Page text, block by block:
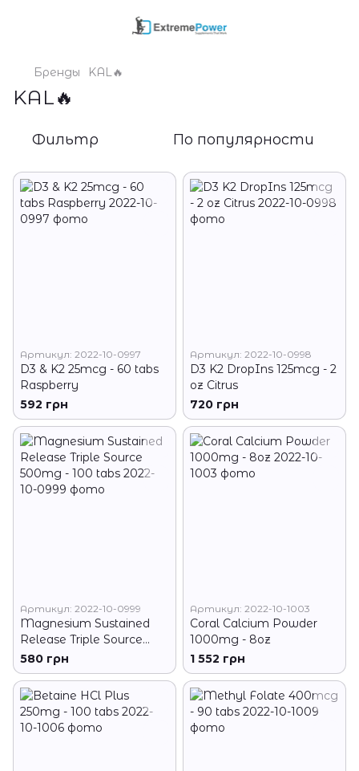
Бренды KAL🔥
KAL🔥
Фильтр По популярности
Артикул: 2022-10-0997
D3 & K2 25mcg - 60 tabs
Raspberry
592 грн
Артикул: 2022-10-0998
D3 K2 DropIns 125mcg - 2
oz Citrus
720 грн
Артикул: 2022-10-0999
Magnesium Sustained
Release Triple Source
500mg - 100 tabs
580 грн
Артикул: 2022-10-1003
Coral Calcium Powder
1000mg - 8oz
1 552 грн